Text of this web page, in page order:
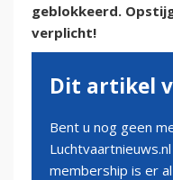
geblokkeerd.
verplicht!
Dit artikel
Bent u nog geen
membership is er